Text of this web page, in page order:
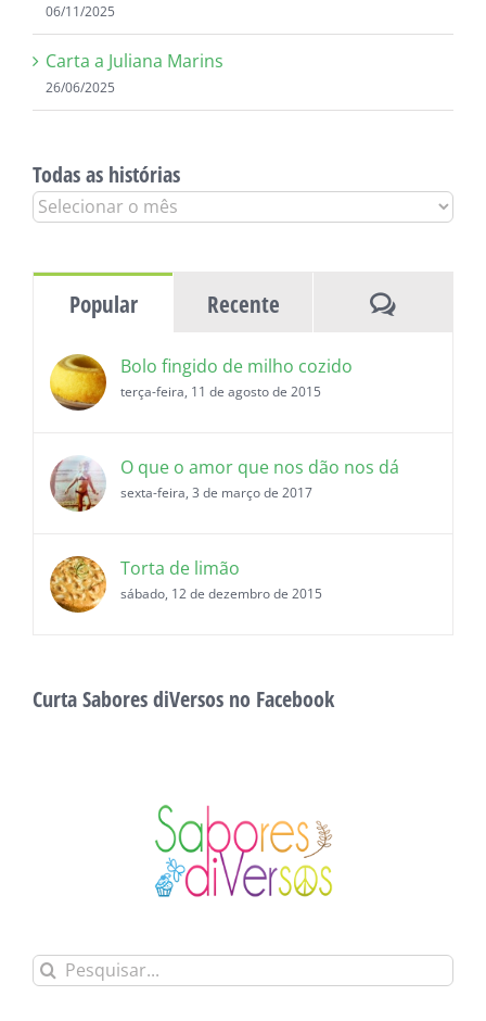
06/11/2025
Carta a Juliana Marins
26/06/2025
Todas as histórias
Todas
Popular Recente
Bolo fingido de milho cozido
terça-feira, 11 de agosto de 2015
O que o amor que nos dão nos dá
sexta-feira, 3 de março de 2017
Torta de limão
sábado, 12 de dezembro de 2015
Curta Sabores diVersos no Facebook
Buscar